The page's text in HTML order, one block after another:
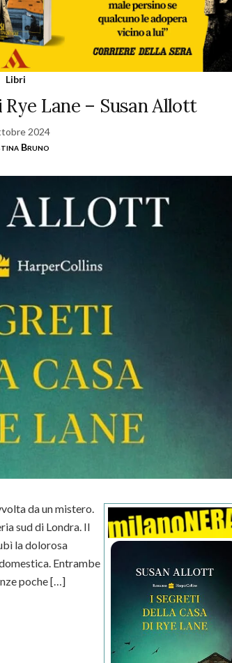
Libri
Lane – Susan Allott
2024
Bruno
da un mistero.
sud di Londra. Il
la dolorosa
Entrambe
poche […]